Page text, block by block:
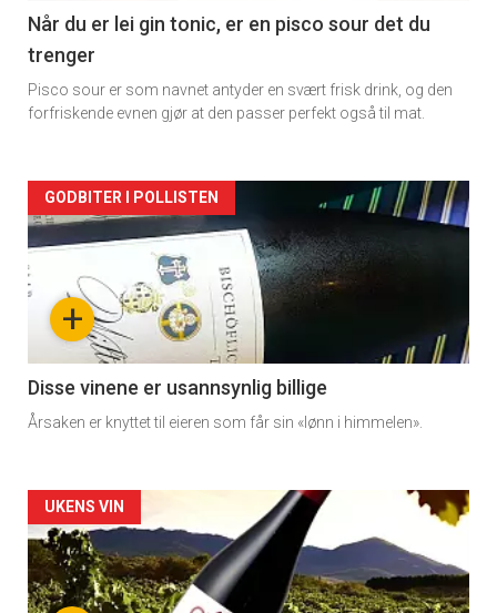
2
Når du er lei gin tonic, er en pisco sour det du
trenger
Pisco sour er som navnet antyder en svært frisk drink, og den
forfriskende evnen gjør at den passer perfekt også til mat.
Forsiden
akkurat
nå
3
+
GODBITER I POLLISTEN
Disse vinene er usannsynlig billige
Årsaken er knyttet til eieren som får sin «lønn i himmelen».
Forsiden
akkurat
UKENS VIN